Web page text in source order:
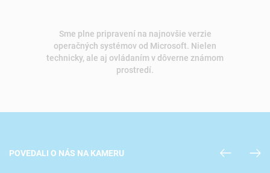
Sme plne pripravení na najnovšie verzie
operačných systémov od Microsoft. Nielen
technicky, ale aj ovládaním v dôverne známom
prostredí.
POVEDALI O NÁS NA KAMERU